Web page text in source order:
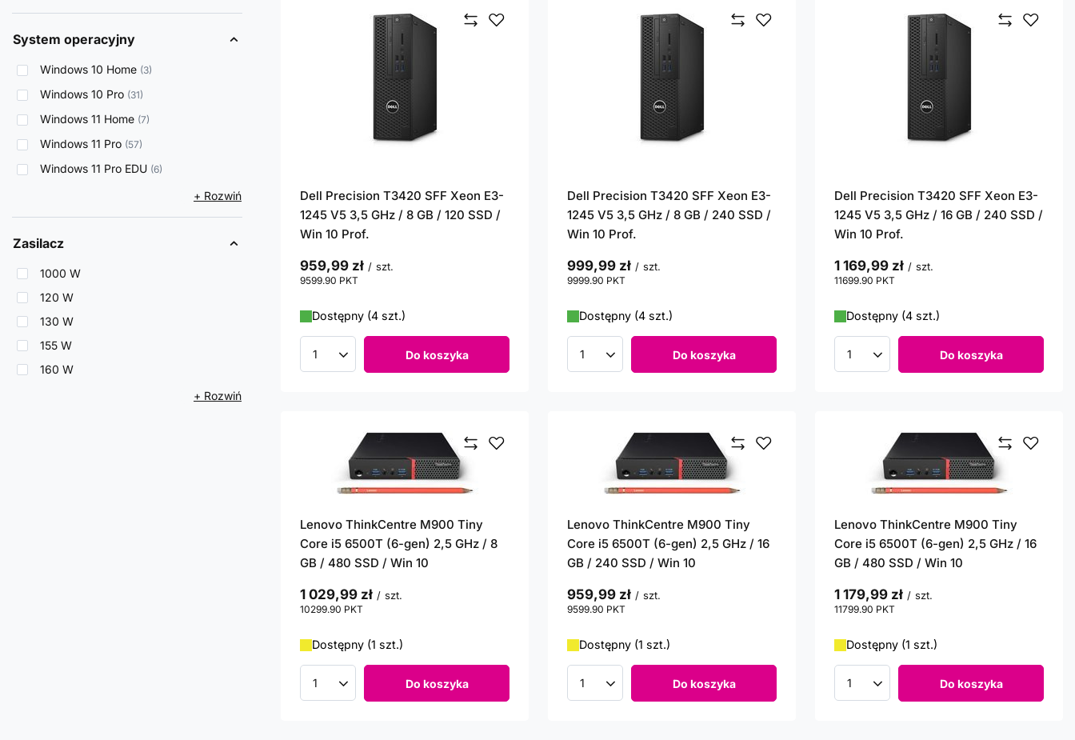
System operacyjny
Windows 10 Home 3
Windows 10 Pro 31
Windows 11 Home 7
Windows 11 Pro 57
Windows 11 Pro EDU 6
+ Rozwiń
Zasilacz
1000 W
120 W
130 W
155 W
160 W
+ Rozwiń
Dell Precision T3420 SFF Xeon E3-
1245 V5 3,5 GHz / 8 GB / 120 SSD /
Win 10 Prof.
959,99 zł / szt.
9599.90 PKT
Dostępny (4 szt.)
Ilość produktów Do koszyka
Dell Precision T3420 SFF Xeon E3-
1245 V5 3,5 GHz / 8 GB / 240 SSD /
Win 10 Prof.
999,99 zł / szt.
9999.90 PKT
Dostępny (4 szt.)
Ilość produktów Do koszyka
Dell Precision T3420 SFF Xeon E3-
1245 V5 3,5 GHz / 16 GB / 240 SSD /
Win 10 Prof.
1 169,99 zł / szt.
11699.90 PKT
Dostępny (4 szt.)
Ilość produktów Do koszyka
Lenovo ThinkCentre M900 Tiny
Core i5 6500T (6-gen) 2,5 GHz / 8
GB / 480 SSD / Win 10
1 029,99 zł / szt.
10299.90 PKT
Dostępny (1 szt.)
Ilość produktów Do koszyka
Lenovo ThinkCentre M900 Tiny
Core i5 6500T (6-gen) 2,5 GHz / 16
GB / 240 SSD / Win 10
959,99 zł / szt.
9599.90 PKT
Dostępny (1 szt.)
Ilość produktów Do koszyka
Lenovo ThinkCentre M900 Tiny
Core i5 6500T (6-gen) 2,5 GHz / 16
GB / 480 SSD / Win 10
1 179,99 zł / szt.
11799.90 PKT
Dostępny (1 szt.)
Ilość produktów Do koszyka